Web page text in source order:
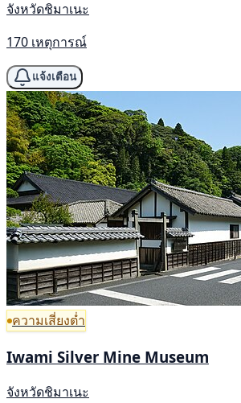
จังหวัดชิมาเนะ
170 เหตุการณ์
แจ้งเตือน
ความเสี่ยงต่ำ
Iwami Silver Mine Museum
จังหวัดชิมาเนะ